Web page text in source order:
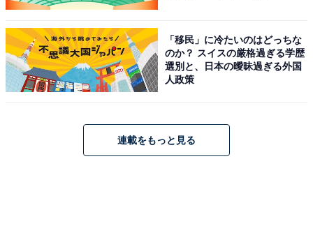
ここでは千代田線改札が1番近い
少しウロウロしてから再び地下に入ろうとすると、ここ
「移民」に冷たいのはどっちな
のか？ スイスの厳格過ぎる学歴
選別と、日本の曖昧過ぎる外国
人政策
連載をもっと見る